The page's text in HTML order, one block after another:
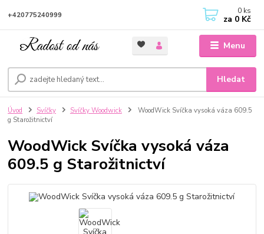
Menu
Hledat
+420775240999 0 ks
za 0 Kč
Úvod Svíčky Svíčky Woodwick
WoodWick Svíčka vysoká váza 609.5
g Starožitnictví
WoodWick Svíčka vysoká váza
609.5 g Starožitnictví